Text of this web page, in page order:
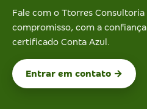
Fale com o Ttorres
compromisso, com a
certificado Conta Azul.
Entrar em contato →